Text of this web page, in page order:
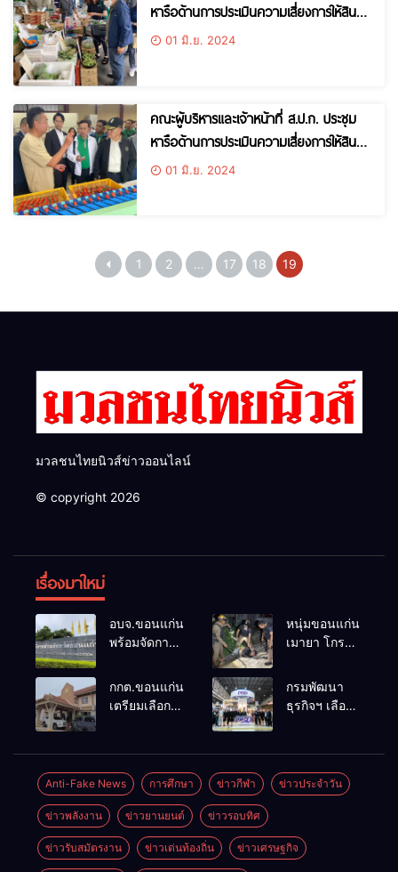
หารือด้านการประเมินความเสี่ยงการให้สิน
เชื่อเพื่อการเกษตร ร่วมกับบรรษัทการเงิน
01 มิ.ย. 2024
คณะผู้บริหารและเจ้าหน้าที่ ส.ป.ก. ประชุม
หารือด้านการประเมินความเสี่ยงการให้สิน
เชื่อเพื่อการเกษตร ร่วมกับบรรษัทการเงิน
01 มิ.ย. 2024
1 2 … 17 18 19
มวลชนไทยนิวส์ข่าวออนไลน์
© copyright 2026
เรื่องมาใหม่
อบจ.ขอนแก่น
พร้อมจัดการ
ยกฯ 27 ก.ย.
รับสมัคร 17-
สมัครรับการ
เลือกตั้งหาก
คุณสมบัติครบ
มั่นใจคนใช้
สิทธิ์ทะลุ 70%
หนุ่มขอนแก่น
เมายา โกรธที่
ที่ดินแล้วไม่
แบ่งเงินให้ใช้
คว้าหนังสติ๊ก
ผกก.ฯ 2 นัด
ตำรวจคุมตัว
ได้ทันควัน
กกต.ขอนแก่น
เตรียมเลือกตั้ง
ด้วยการ เปิด
รับสมัครใหม่
ทั้งหมด พร้อม
ระบุ
“วัฒนา”ลง
กรมพัฒนา
ธุรกิจฯ เลือก
ร่วม
งาน Franchise
Thailand by
Smart SME
Anti-Fake News การศึกษา ข่าวกีฬา ข่าวประจำวัน
ข่าวพลังงาน ข่าวยานยนต์ ข่าวรอบทิศ
ข่าวรับสมัตรงาน ข่าวเด่นท้องถิ่น ข่าวเศรษฐกิจ